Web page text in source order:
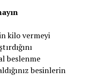
kilo vermeyi
beslenme
besinlerin